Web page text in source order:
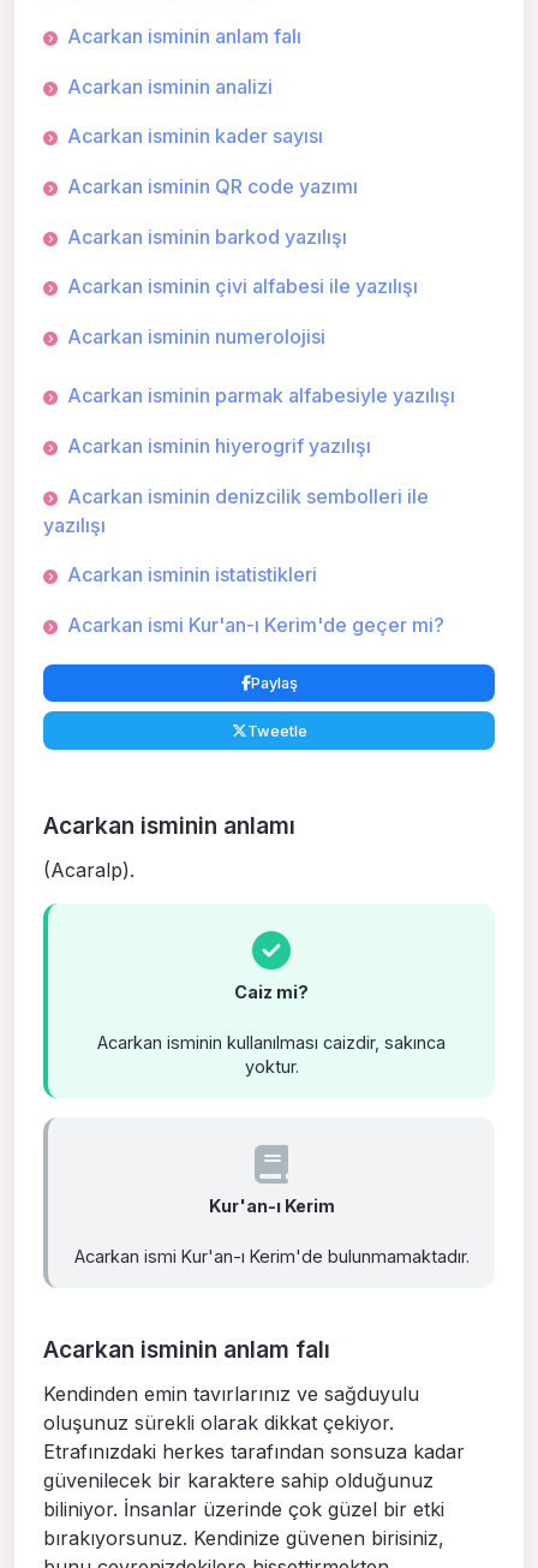
Acarkan isminin anlam falı
Acarkan isminin analizi
Acarkan isminin kader sayısı
Acarkan isminin QR code yazımı
Acarkan isminin barkod yazılışı
Acarkan isminin çivi alfabesi ile yazılışı
Acarkan isminin numerolojisi
Acarkan isminin parmak alfabesiyle yazılışı
Acarkan isminin hiyerogrif yazılışı
Acarkan isminin denizcilik sembolleri ile
yazılışı
Acarkan isminin istatistikleri
Acarkan ismi Kur'an-ı Kerim'de geçer mi?
Paylaş
Tweetle
Acarkan isminin anlamı
(Acaralp).
Caiz mi?
Acarkan isminin kullanılması caizdir, sakınca
yoktur.
Kur'an-ı Kerim
Acarkan ismi Kur'an-ı Kerim'de bulunmamaktadır.
Acarkan isminin anlam falı
Kendinden emin tavırlarınız ve sağduyulu
oluşunuz sürekli olarak dikkat çekiyor.
Etrafınızdaki herkes tarafından sonsuza kadar
güvenilecek bir karaktere sahip olduğunuz
biliniyor. İnsanlar üzerinde çok güzel bir etki
bırakıyorsunuz. Kendinize güvenen birisiniz,